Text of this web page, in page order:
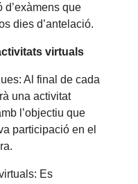
que
dies d’antelació.
virtuals
Al final de cada
una activitat
l’objectiu que
participació en el
Es